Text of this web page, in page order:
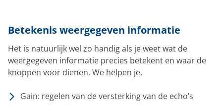
Betekenis weergegeven informatie
Het is natuurlijk wel zo handig als je weet wat de
weergegeven informatie precies betekent en waar de
knoppen voor dienen. We helpen je.
Gain: regelen van de versterking van de echo’s